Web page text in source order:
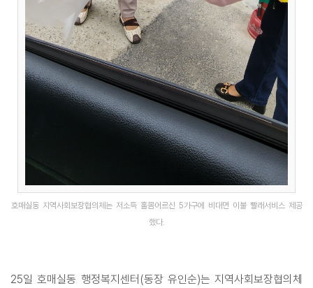
호매실동 지역사회보장협의체는 저소득 홀몸어르신 5가구에 비대면 이불 빨래서비스 제공
했다.
25일 호매실동 행정복지센터(동장 유인순)는 지역사회보장협의체